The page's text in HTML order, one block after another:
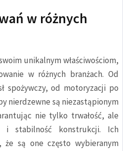
w różnych
unikalnym właściwościom,
w różnych branżach. Od
spożywczy, od motoryzacji po
nierdzewne są niezastąpionym
nie tylko trwałość, ale
i stabilność konstrukcji. Ich
że są one często wybieranym